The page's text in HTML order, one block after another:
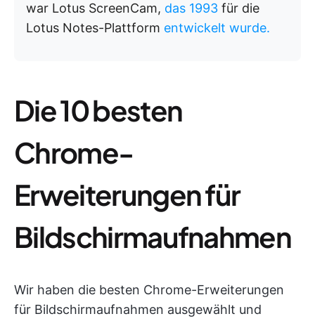
war Lotus ScreenCam, das 1993 für die
Lotus Notes-Plattform entwickelt wurde.
Die 10 besten
Chrome-
Erweiterungen für
Bildschirmaufnahmen
Wir haben die besten Chrome-Erweiterungen
für Bildschirmaufnahmen ausgewählt und